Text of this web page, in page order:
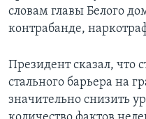
словам главы Белого
контрабанде,
Президент сказал, что
стального барьера на
значительно снизить